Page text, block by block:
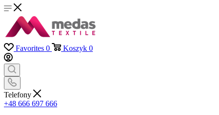
Favorites 0 Koszyk 0
Telefony
+48 666 697 666